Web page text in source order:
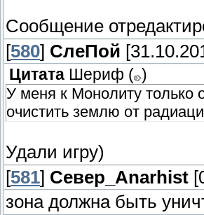
Сообщение
[580] СлеПoй
Цитата Шериф ( )
У меня к Монолиту только
очистить землю от
Удали игру)
[581] Север_Anarhist
зона должна быть